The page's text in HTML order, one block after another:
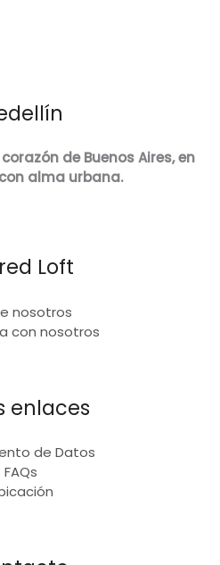
de Buenos Aires, en
alma urbana.
Loft
nosotros
con nosotros
enlaces
de Datos
FAQs